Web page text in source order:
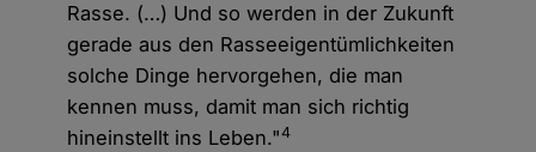
Rasse. (…) Und so werden in der Zukunft
gerade aus den Rasseeigentümlichkeiten
solche Dinge hervorgehen, die man
kennen muss, damit man sich richtig
hineinstellt ins Leben."4